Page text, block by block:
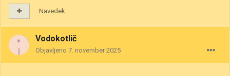
Navedek
Vodokotlič
Objavljeno 7. november 2025